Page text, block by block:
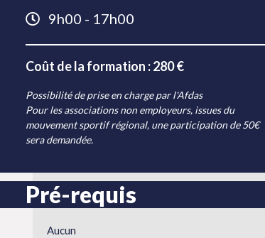
9h00 - 17h00
Coût de la formation : 280 €
Possibilité de prise en charge par l'Afdas
Pour les associations non employeurs, issues du
mouvement sportif régional, une participation de 50€
sera demandée.
Pré-requis
Aucun